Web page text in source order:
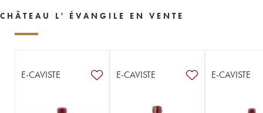
1985
1960
1953
CHÂTEAU L' ÉVANGILE EN VENTE
E-CAVISTE E-CAVISTE E-CAVISTE